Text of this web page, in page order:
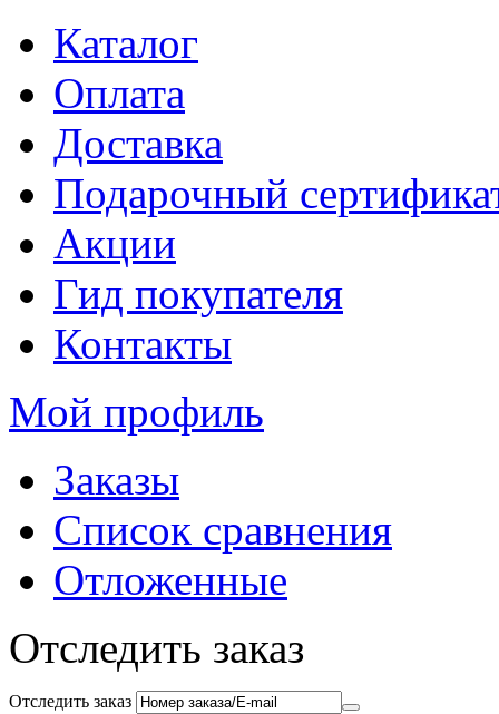
Каталог
Оплата
Доставка
Подарочный
Акции
Гид покупателя
Контакты
Мой профиль
Заказы
Список сравнения
Отложенные
Отследить заказ
Отследить заказ